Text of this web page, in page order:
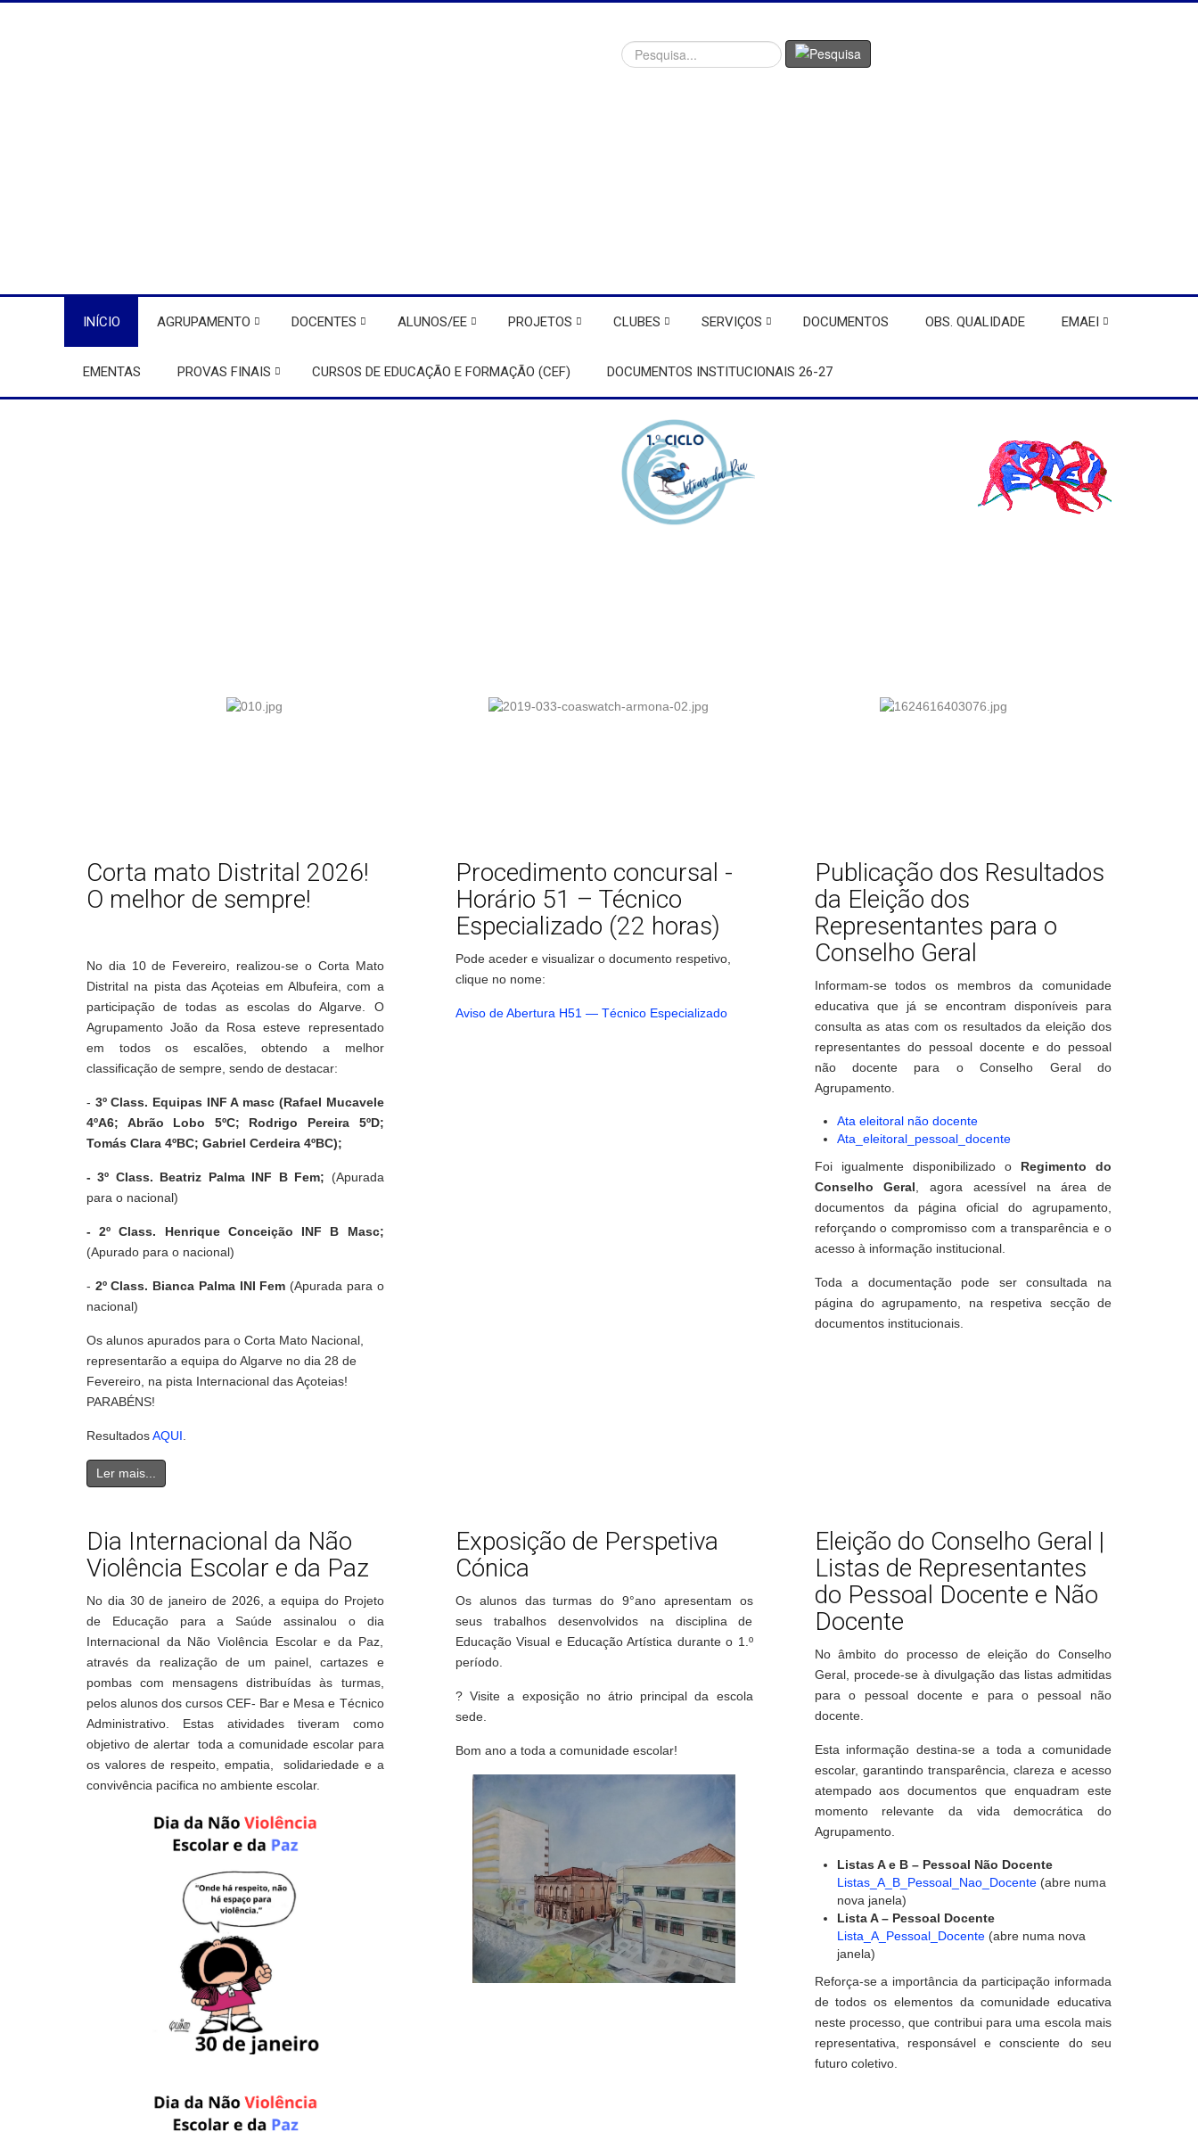
Procurar
INÍCIO AGRUPAMENTO DOCENTES ALUNOS/EE PROJETOS CLUBES SERVIÇOS DOCUMENTOS OBS. QUALIDADE EMAEI
EMENTAS PROVAS FINAIS CURSOS DE EDUCAÇÃO E FORMAÇÃO (CEF) DOCUMENTOS INSTITUCIONAIS 26-27
Corta mato Distrital 2026!
O melhor de sempre!
No dia 10 de Fevereiro, realizou-se o Corta Mato
Distrital na pista das Açoteias em Albufeira, com a
participação de todas as escolas do Algarve. O
Agrupamento João da Rosa esteve representado
em todos os escalões, obtendo a melhor
classificação de sempre, sendo de destacar:
- 3º Class. Equipas INF A masc (Rafael Mucavele
4ºA6; Abrão Lobo 5ºC; Rodrigo Pereira 5ºD;
Tomás Clara 4ºBC; Gabriel Cerdeira 4ºBC);
- 3º Class. Beatriz Palma INF B Fem; (Apurada
para o nacional)
- 2º Class.
Henrique Conceição INF B Masc;
(Apurado para o nacional)
- 2º Class. Bianca Palma INI Fem (Apurada para o
nacional)
Os alunos apurados para o Corta Mato Nacional,
representarão a equipa do Algarve no dia 28 de
Fevereiro, na pista Internacional das Açoteias!
PARABÉNS!
ResultadosAQUI
Ler mais...
Procedimento concursal -
Horário 51 – Técnico
Especializado (22 horas)
Pode aceder e visualizar o documento respetivo,
clique no nome:
Aviso de Abertura H51 — Técnico Especializado
Publicação dos Resultados
da Eleição dos
Representantes para o
Conselho Geral
Informam-se todos os membros da comunidade
educativa que já se encontram disponíveis para
consulta as atas com os resultados da eleição dos
representantes do pessoal docente e do pessoal
não docente para o Conselho Geral do
Agrupamento.
Ata eleitoral não docente
Ata_eleitoral_pessoal_docente
Foi igualmente disponibilizado o Regimento do
Conselho Geral , agora acessível na área de
documentos da página oficial do agrupamento,
reforçando o compromisso com a transparência e o
acesso à informação institucional.
Toda a documentação pode ser consultada na
página do agrupamento, na respetiva secção de
documentos institucionais.
Dia Internacional da Não
Violência Escolar e da Paz
No dia 30 de janeiro de 2026, a equipa do Projeto
de Educação para a Saúde assinalou o dia
Internacional da Não Violência Escolar e da Paz,
através da realização de um painel, cartazes e
pombas com mensagens distribuídas às turmas,
pelos alunos dos cursos CEF- Bar e Mesa e Técnico
Administrativo. Estas atividades tiveram como
objetivo de alertar toda a comunidade escolar para
os valores de respeito, empatia, solidariedade e a
convivência pacifica no ambiente escolar.
Exposição de Perspetiva
Cónica
Os alunos das turmas do 9°ano apresentam os
seus trabalhos desenvolvidos na disciplina de
Educação Visual e Educação Artística durante o 1.º
período.
? Visite a exposição no átrio principal da escola
sede.
Bom ano a toda a comunidade escolar!
Eleição do Conselho Geral |
Listas de Representantes
do Pessoal Docente e Não
Docente
No âmbito do processo de eleição do Conselho
Geral, procede-se à divulgação das listas admitidas
para o pessoal docente e para o pessoal não
docente.
Esta informação destina-se a toda a comunidade
escolar, garantindo transparência, clareza e acesso
atempado aos documentos que enquadram este
momento relevante da vida democrática do
Agrupamento.
Listas A e B – Pessoal Não Docente
Listas_A_B_Pessoal_Nao_Docente (abre numa
nova janela)
Lista A – Pessoal Docente
Lista_A_Pessoal_Docente (abre numa nova
janela)
Reforça-se a importância da participação informada
de todos os elementos da comunidade educativa
neste processo, que contribui para uma escola mais
representativa, responsável e consciente do seu
futuro coletivo.